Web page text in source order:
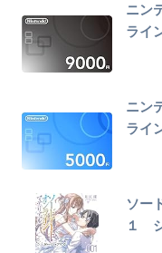
ニン
ライ
ニン
ライ
ソー
１